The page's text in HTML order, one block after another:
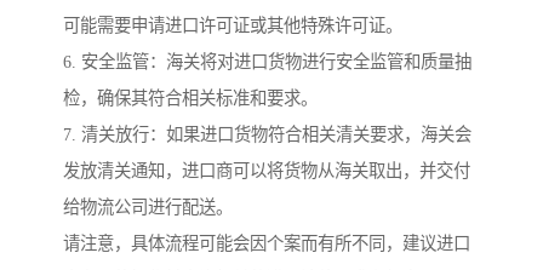
可能需要申请进口许可证或其他特殊许可证。
6. 安全监管：海关将对进口货物进行安全监管和质量抽
检，确保其符合相关标准和要求。
7. 清关放行：如果进口货物符合相关清关要求，海关会
发放清关通知，进口商可以将货物从海关取出，并交付
给物流公司进行配送。
请注意，具体流程可能会因个案而有所不同，建议进口